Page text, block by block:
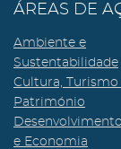
ÁREAS DE
Ambiente e
Sustentabilidade
Cultura, Turismo
Património
e Economia